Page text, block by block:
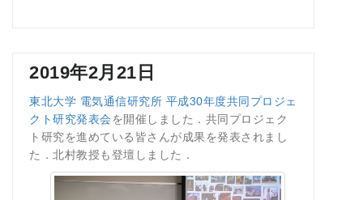
2019年2月21日
東北大学 電気通信研究所 平成30年度共同プロジェ
クト研究発表会を開催しました．共同プロジェク
ト研究を進めている皆さんが成果を発表されまし
た．北村教授も登壇しました．